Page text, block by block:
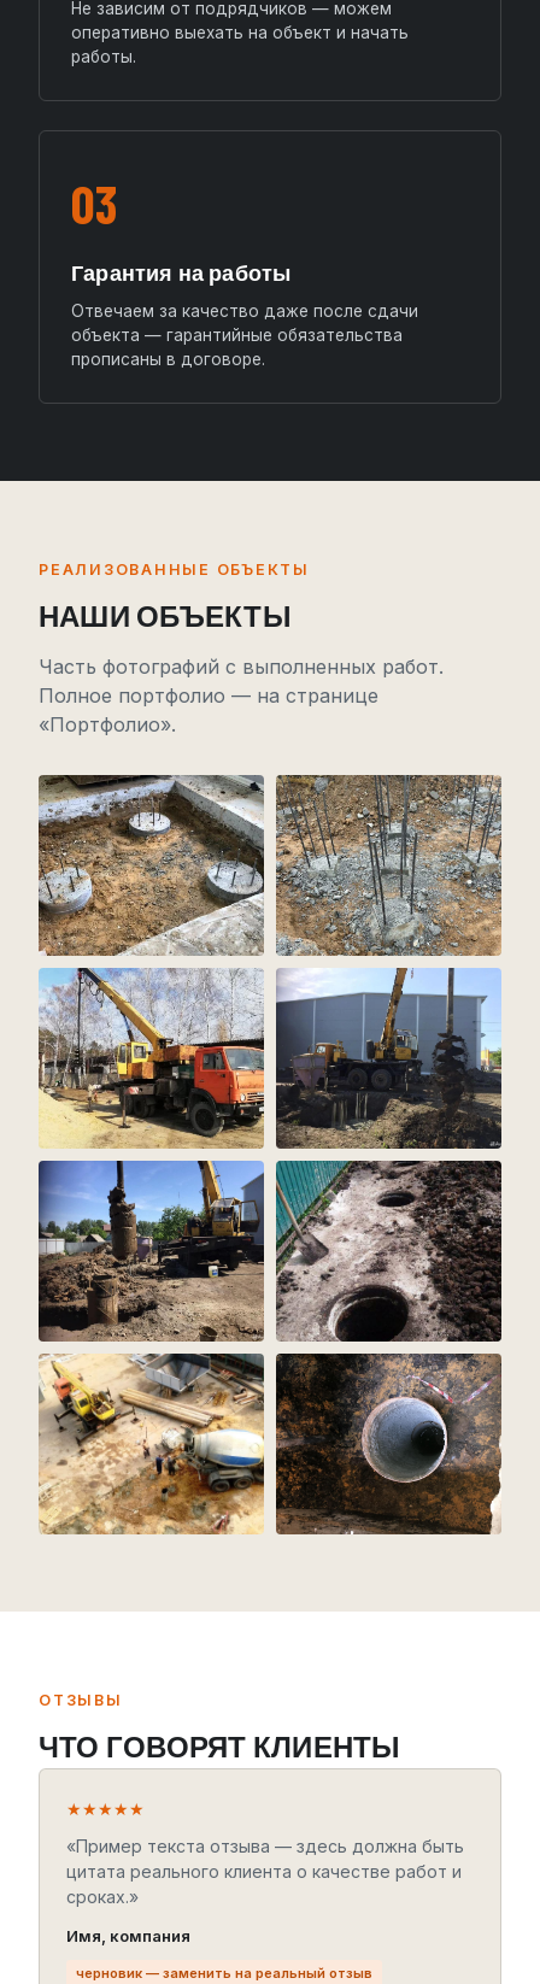
Не зависим от подрядчиков — можем
оперативно выехать на объект и начать
работы.
03
Гарантия на работы
Отвечаем за качество даже после сдачи
объекта — гарантийные обязательства
прописаны в договоре.
РЕАЛИЗОВАННЫЕ ОБЪЕКТЫ
НАШИ ОБЪЕКТЫ
Часть фотографий с выполненных работ.
Полное портфолио — на странице
«Портфолио».
ОТЗЫВЫ
ЧТО ГОВОРЯТ КЛИЕНТЫ
★★★★★
«Пример текста отзыва — здесь должна быть
цитата реального клиента о качестве работ и
сроках.»
Имя, компания
черновик — заменить на реальный отзыв